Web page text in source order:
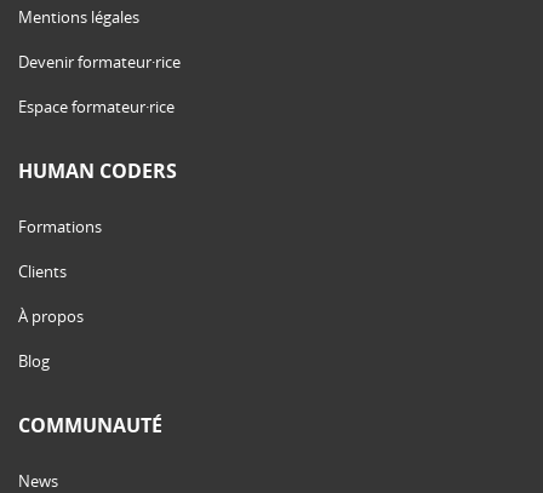
Mentions légales
Devenir formateur·rice
Espace formateur·rice
HUMAN CODERS
Formations
Clients
À propos
Blog
COMMUNAUTÉ
News